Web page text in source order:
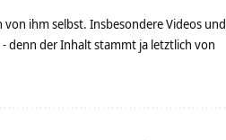
ihm selbst. Insbesondere Videos und
denn der Inhalt stammt ja letztlich von